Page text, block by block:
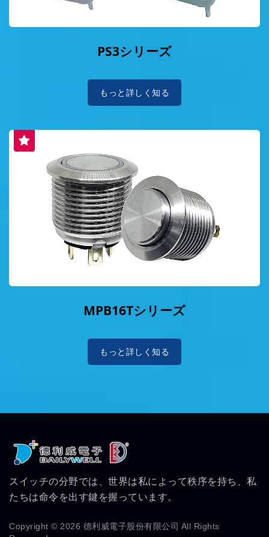
PS3シリーズ
もっと詳しく知る
MPB16Tシリーズ
もっと詳しく知る
スイッチの分野では、世界は私によって秩序を持ち、私
たちは命令を出す鍵を握っています。
Copyright © 2026 德利威電子股份有限公司 All Rights